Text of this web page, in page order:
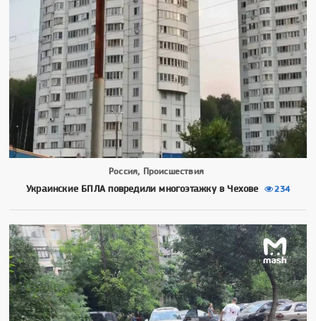
Россия, Происшествия
Украинские БПЛА повредили многоэтажку в Чехове 234